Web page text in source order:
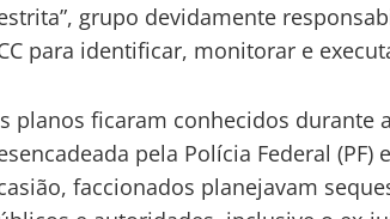
grupo devidamente
para identificar, monitorar e
planos ficaram conhecidos durante
pela Polícia Federal (PF)
faccionados planejavam